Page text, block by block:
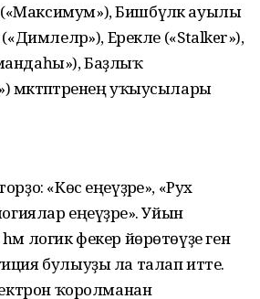
Бишбүләк ауылы
Ерекле («Stalker»),
Баҙлыҡ
уҡыусылары
«Көс еңеүҙәре», «Рух
еңеүҙәре». Уйын
логик фекер йөрөтөүҙе генә
булыуҙы ла талап итте.
ҡоролманан